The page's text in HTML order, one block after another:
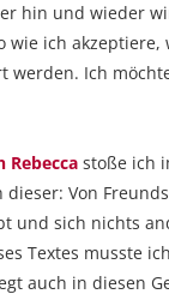
hin und wieder
wie ich
werden. Ich
Rebecca stoße ich
dieser: Von
und sich nichts
Textes musste
auch in diesen